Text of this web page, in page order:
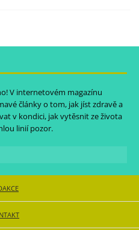
V internetovém magazínu
články o tom, jak jíst zdravě a
v kondici, jak vytěsnit ze života
linií pozor.